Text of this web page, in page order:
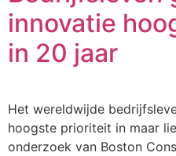
innovatie
in 20 jaar
Het wereldwijde
hoogste prioriteit in maar
onderzoek van Boston